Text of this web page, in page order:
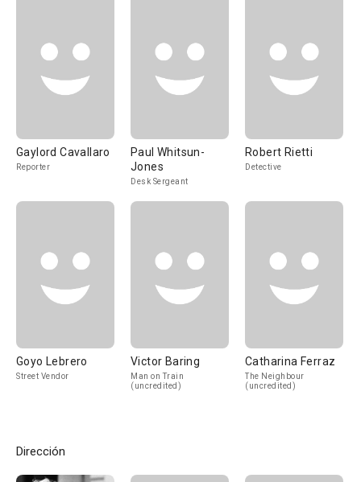
Gaylord Cavallaro
Reporter
Paul Whitsun-
Jones
Desk Sergeant
Robert Rietti
Detective
Goyo Lebrero
Street Vendor
Victor Baring
Man on Train
(uncredited)
Catharina Ferraz
The Neighbour
(uncredited)
Dirección